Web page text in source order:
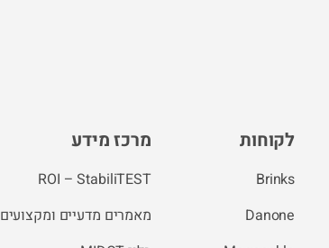
לקוחות
Brinks
Danone
מרכז מידע
ROI – StabiliTEST
מאמרים מדעיים ומקצועים